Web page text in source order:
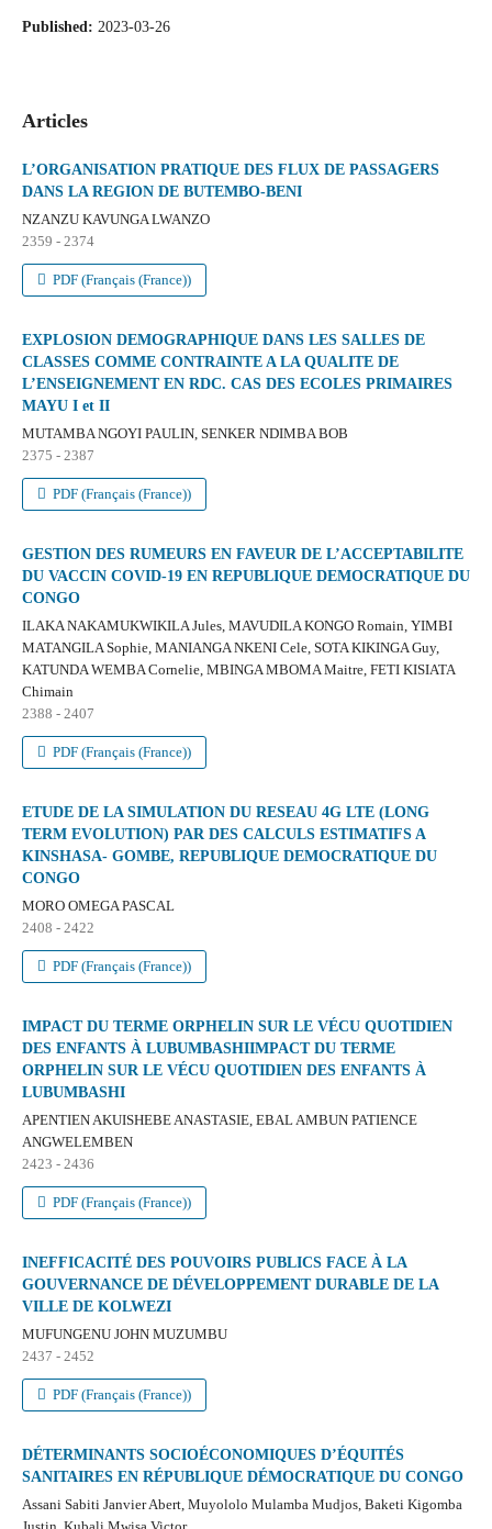
Published: 2023-03-26
Articles
L’ORGANISATION PRATIQUE DES FLUX DE PASSAGERS
DANS LA REGION DE BUTEMBO-BENI
NZANZU KAVUNGA LWANZO
2359 - 2374
PDF (Français (France))
EXPLOSION DEMOGRAPHIQUE DANS LES SALLES DE
CLASSES COMME CONTRAINTE A LA QUALITE DE
L’ENSEIGNEMENT EN RDC. CAS DES ECOLES PRIMAIRES
MAYU I et II
MUTAMBA NGOYI PAULIN, SENKER NDIMBA BOB
2375 - 2387
PDF (Français (France))
GESTION DES RUMEURS EN FAVEUR DE L’ACCEPTABILITE
DU VACCIN COVID-19 EN REPUBLIQUE DEMOCRATIQUE DU
CONGO
ILAKA NAKAMUKWIKILA Jules, MAVUDILA KONGO Romain, YIMBI
MATANGILA Sophie, MANIANGA NKENI Cele, SOTA KIKINGA Guy,
KATUNDA WEMBA Cornelie, MBINGA MBOMA Maitre, FETI KISIATA
Chimain
2388 - 2407
PDF (Français (France))
ETUDE DE LA SIMULATION DU RESEAU 4G LTE (LONG
TERM EVOLUTION) PAR DES CALCULS ESTIMATIFS A
KINSHASA- GOMBE, REPUBLIQUE DEMOCRATIQUE DU
CONGO
MORO OMEGA PASCAL
2408 - 2422
PDF (Français (France))
IMPACT DU TERME ORPHELIN SUR LE VÉCU QUOTIDIEN
DES ENFANTS À LUBUMBASHIIMPACT DU TERME
ORPHELIN SUR LE VÉCU QUOTIDIEN DES ENFANTS À
LUBUMBASHI
APENTIEN AKUISHEBE ANASTASIE, EBAL AMBUN PATIENCE
ANGWELEMBEN
2423 - 2436
PDF (Français (France))
INEFFICACITÉ DES POUVOIRS PUBLICS FACE À LA
GOUVERNANCE DE DÉVELOPPEMENT DURABLE DE LA
VILLE DE KOLWEZI
MUFUNGENU JOHN MUZUMBU
2437 - 2452
PDF (Français (France))
DÉTERMINANTS SOCIOÉCONOMIQUES D’ÉQUITÉS
SANITAIRES EN RÉPUBLIQUE DÉMOCRATIQUE DU CONGO
Assani Sabiti Janvier Abert, Muyololo Mulamba Mudjos, Baketi Kigomba